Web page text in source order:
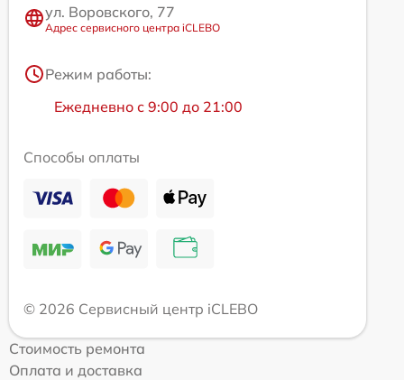
ул. Воровского, 77
Адрес сервисного центра iCLEBO
Режим работы:
Ежедневно с 9:00 до 21:00
Способы оплаты
© 2026 Сервисный центр iCLEBO
Стоимость ремонта
Оплата и доставка